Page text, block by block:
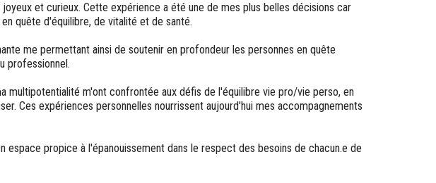
et curieux. Cette expérience a été une de mes plus belles décisions car
quête d'équilibre, de vitalité et de santé.
me permettant ainsi de soutenir en profondeur les personnes en quête
professionnel.
multipotentialité m'ont confrontée aux défis de l'équilibre vie pro/vie perso, en
Ces expériences personnelles nourrissent aujourd'hui mes accompagnements
propice à l'épanouissement dans le respect des besoins de chacun.e de